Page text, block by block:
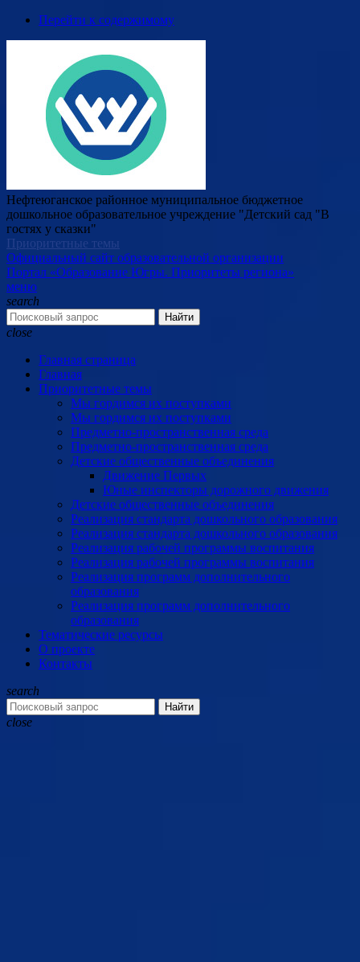
Перейти к содержимому
Нефтеюганское районное муниципальное бюджетное
дошкольное образовательное учреждение "Детский сад "В
гостях у сказки"
Приоритетные темы
Официальный сайт образовательной организации
Портал «Образование Югры. Приоритеты региона»
меню
search
Найти
close
Главная страница
Главная
Приоритетные темы
Мы гордимся их поступками
Мы гордимся их поступками
Предметно-пространственная среда
Предметно-пространственная среда
Детские общественные объединения
Движение Первых
Юные инспекторы дорожного движения
Детские общественные объединения
Реализация стандарта дошкольного образования
Реализация стандарта дошкольного образования
Реализация рабочей программы воспитания
Реализация рабочей программы воспитания
Реализация программ дополнительного
образования
Реализация программ дополнительного
образования
Тематические ресурсы
О проекте
Контакты
search
Найти
close